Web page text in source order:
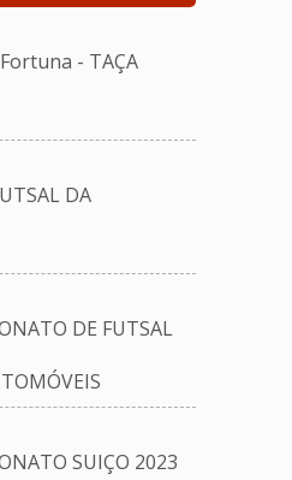
- TAÇA
DA
DE FUTSAL
SUIÇO 2023